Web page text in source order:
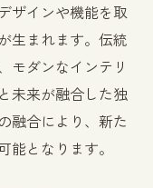
ザインや機能を取
生まれます。伝統
モダンなインテリ
未来が融合した独
融合により、新た
となります。